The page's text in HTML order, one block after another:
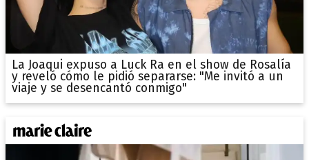
La Joaqui expuso a Luck Ra en el show de Rosalía
y reveló cómo le pidió separarse: "Me invitó a un
viaje y se desencantó conmigo"